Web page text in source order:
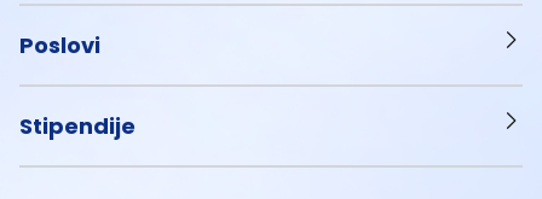
Poslovi
Stipendije